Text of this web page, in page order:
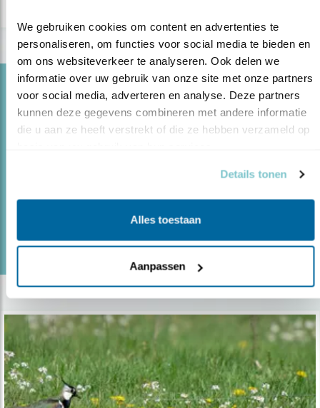
We gebruiken cookies om content en advertenties te
personaliseren, om functies voor social media te bieden en
om ons websiteverkeer te analyseren. Ook delen we
informatie over uw gebruik van onze site met onze partners
voor social media, adverteren en analyse. Deze partners
kunnen deze gegevens combineren met andere informatie
die u aan ze heeft verstrekt of die ze hebben verzameld op
Details tonen
Alles toestaan
Aanpassen
Opinie
LAATSTE KANS VOOR DE GRUTTO
29.04.22 Laten we nú de juiste keuzes maken voor
Door Floris van Hest